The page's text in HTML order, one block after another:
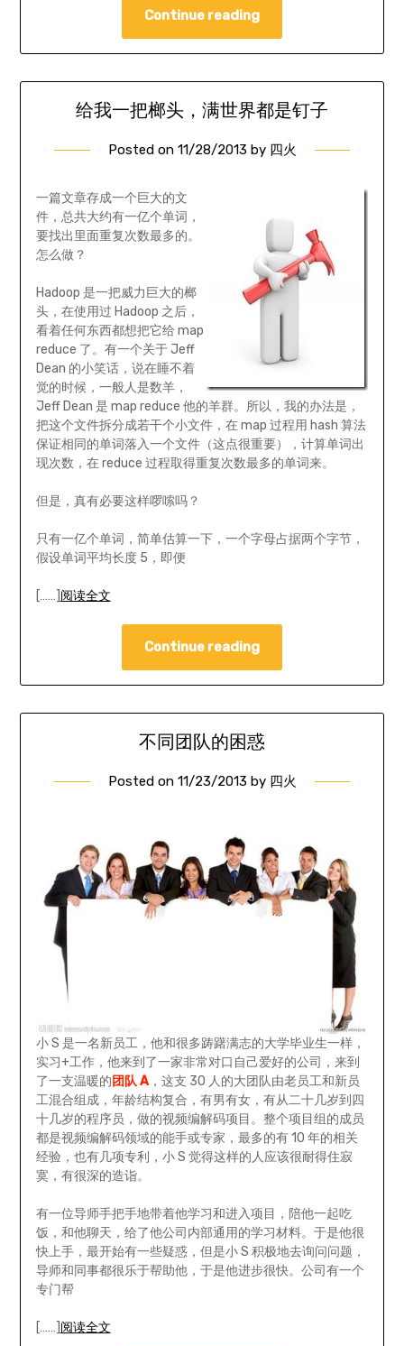
Continue reading
给我一把榔头，满世界都是钉子
Posted on 11/28/2013 by 四火
一篇文章存成一个巨大的文
件，总共大约有一亿个单词，
要找出里面重复次数最多的。
怎么做？
Hadoop 是一把威力巨大的榔
头，在使用过 Hadoop 之后，
看着任何东西都想把它给 map
reduce 了。有一个关于 Jeff
Dean 的小笑话，说在睡不着
觉的时候，一般人是数羊，
Jeff Dean 是 map reduce 他的羊群。所以，我的办法是，
把这个文件拆分成若干个小文件，在 map 过程用 hash 算法
保证相同的单词落入一个文件（这点很重要），计算单词出
现次数，在 reduce 过程取得重复次数最多的单词来。
但是，真有必要这样啰嗦吗？
只有一亿个单词，简单估算一下，一个字母占据两个字节，
假设单词平均长度 5，即便
[……] 阅读全文
Continue reading
不同团队的困惑
Posted on 11/23/2013 by 四火
小 S 是一名新员工，他和很多踌躇满志的大学毕业生一样，
实习+工作，他来到了一家非常对口自己爱好的公司，来到
了一支温暖的团队 A，这支 30 人的大团队由老员工和新员
工混合组成，年龄结构复合，有男有女，有从二十几岁到四
十几岁的程序员，做的视频编解码项目。整个项目组的成员
都是视频编解码领域的能手或专家，最多的有 10 年的相关
经验，也有几项专利，小 S 觉得这样的人应该很耐得住寂
寞，有很深的造诣。
有一位导师手把手地带着他学习和进入项目，陪他一起吃
饭，和他聊天，给了他公司内部通用的学习材料。于是他很
快上手，最开始有一些疑惑，但是小 S 积极地去询问问题，
导师和同事都很乐于帮助他，于是他进步很快。公司有一个
专门帮
[……] 阅读全文